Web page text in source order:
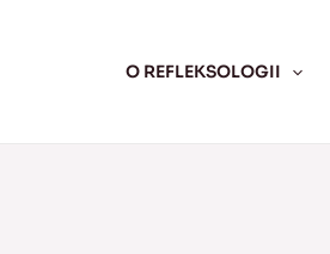
O REFLEKSOLOGII